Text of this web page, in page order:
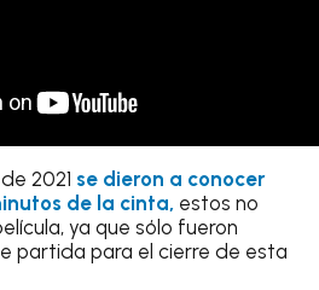
2021 se dieron a conocer
de la cinta, estos no
ya que sólo fueron
partida para el cierre de esta